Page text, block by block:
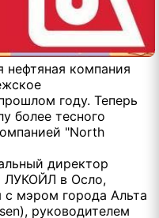
нефтяная компания
году. Теперь
более тесного
"North
директор
ЛУКОЙЛ в Осло,
с мэром города Альта
руководителем